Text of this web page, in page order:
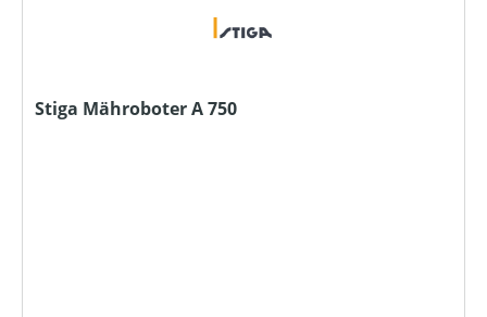
Stiga Mähroboter A 750